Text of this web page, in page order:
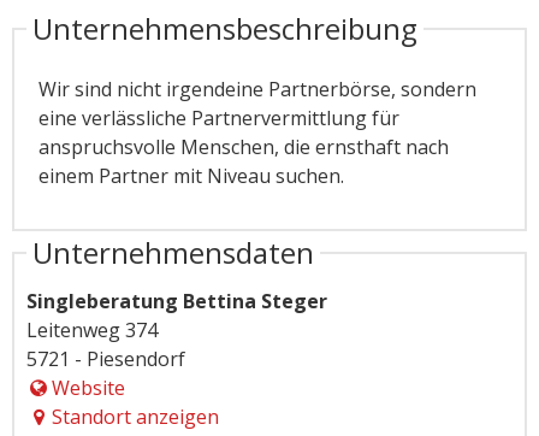
Unternehmensbeschreibung
Wir sind nicht irgendeine Partnerbörse, sondern
eine verlässliche Partnervermittlung für
anspruchsvolle Menschen, die ernsthaft nach
einem Partner mit Niveau suchen.
Unternehmensdaten
Singleberatung Bettina Steger
Leitenweg 374
5721 - Piesendorf
Website
Standort anzeigen